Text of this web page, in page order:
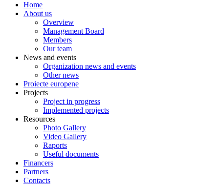
Home
About us
Overview
Management Board
Members
Our team
News and events
Organization news and events
Other news
Proiecte europene
Projects
Project in progress
Implemented projects
Resources
Photo Gallery
Video Gallery
Raports
Useful documents
Financers
Partners
Contacts